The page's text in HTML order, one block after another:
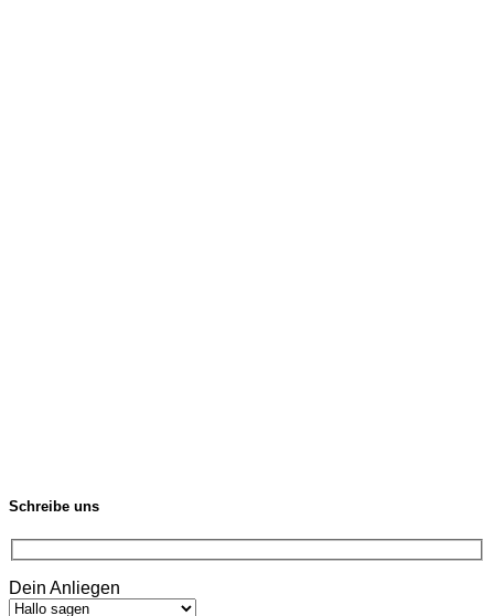
Schreibe uns
Dein Anliegen